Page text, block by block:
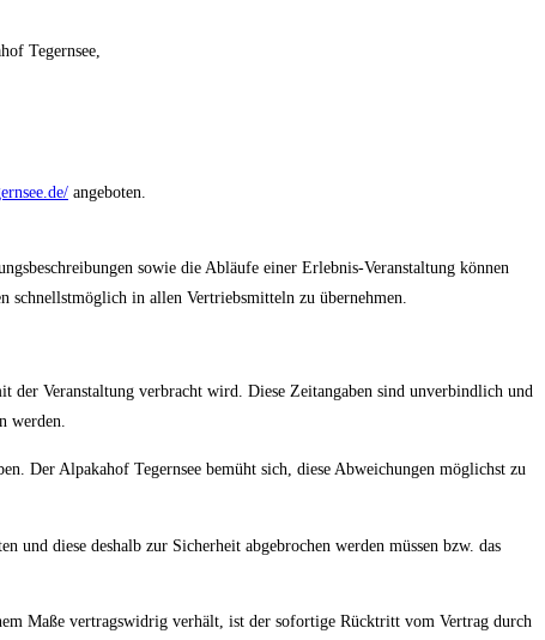
Tegernsee,
angeboten.
sowie die Abläufe einer Erlebnis-Veranstaltung können
schnellstmöglich in allen Vertriebsmitteln zu übernehmen.
Veranstaltung verbracht wird. Diese Zeitangaben sind unverbindlich und
werden.
Der Alpakahof Tegernsee bemüht sich, diese Abweichungen möglichst zu
diese deshalb zur Sicherheit abgebrochen werden müssen bzw. das
Maße vertragswidrig verhält, ist der sofortige Rücktritt vom Vertrag durch